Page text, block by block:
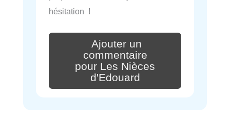
hésitation !
Ajouter un
commentaire
pour Les Nièces
d'Edouard